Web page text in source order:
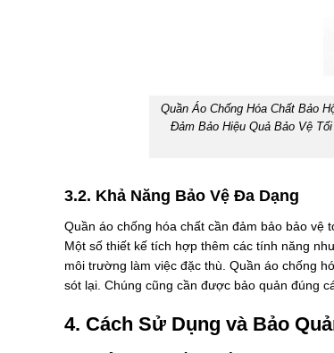
Quần Áo Chống Hóa Chất Bảo
Đảm Bảo Hiệu Quả Bảo Vệ
3.2. Khả Năng Bảo Vệ Đa Dạng
Quần áo chống hóa chất cần đảm bảo bảo vệ
Một số thiết kế tích hợp thêm các tính năng
môi trường làm việc đặc thù. Quần áo chống
sót lại. Chúng cũng cần được bảo quản đúng
4. Cách Sử Dụng và Bảo